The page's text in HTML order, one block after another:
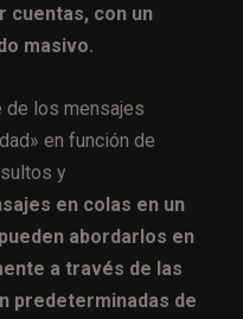
cuentas, con un
masivo.
los mensajes
en función de
y
en colas en un
abordarlos en
a través de las
predeterminadas de